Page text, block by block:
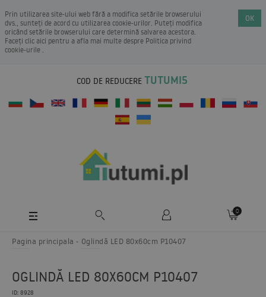
Prin utilizarea site-ului web fără a modifica setările browserului
dvs., sunteți de acord cu utilizarea cookie-urilor. Puteți modifica
oricând setările browserului care determină salvarea acestora.
Faceți clic aici pentru a afla mai multe despre Politica privind
cookie-urile .
OK
COD DE REDUCERE TUTUMI5
0
Pagina principala Oglindă LED 80x60cm P10407
OGLINDĂ LED 80X60CM P10407
ID: 8928